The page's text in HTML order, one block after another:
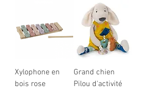
Xylophone en
bois rose
Grand chien
Pilou d'activité